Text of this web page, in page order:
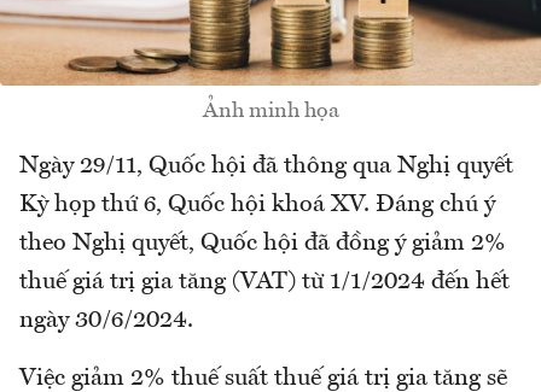
Ảnh minh họa
Ngày 29/11, Quốc hội đã thông qua Nghị quyết
Kỳ họp thứ 6, Quốc hội khoá XV. Đáng chú ý
theo Nghị quyết, Quốc hội đã đồng ý giảm 2%
thuế giá trị gia tăng (VAT) từ 1/1/2024 đến hết
ngày 30/6/2024.
Việc giảm 2% thuế suất thuế giá trị gia tăng sẽ